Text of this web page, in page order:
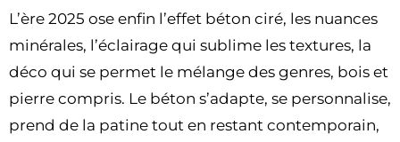
L’ère 2025 ose enfin l’effet béton ciré, les nuances
minérales, l’éclairage qui sublime les textures, la
déco qui se permet le mélange des genres, bois et
pierre compris. Le béton s’adapte, se personnalise,
prend de la patine tout en restant contemporain,